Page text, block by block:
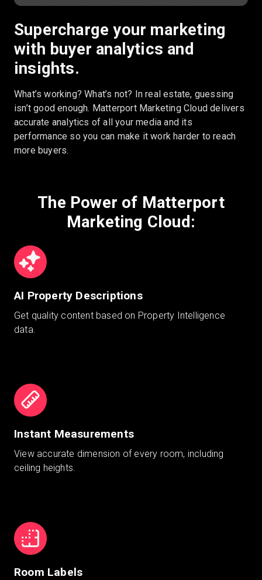
Supercharge your marketing
with buyer analytics and
insights.
What’s working? What’s not? In real estate, guessing
isn’t good enough. Matterport Marketing Cloud delivers
accurate analytics of all your media and its
performance so you can make it work harder to reach
more buyers.
The Power of Matterport
Marketing Cloud:
AI Property Descriptions
Get quality content based on Property Intelligence
data.
Instant Measurements
View accurate dimension of every room, including
ceiling heights.
Room Labels